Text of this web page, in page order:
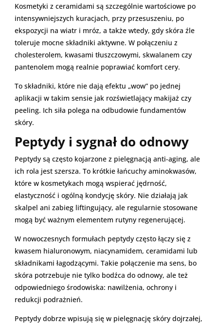
Kosmetyki z ceramidami są szczególnie wartościowe po
intensywniejszych kuracjach, przy przesuszeniu, po
ekspozycji na wiatr i mróz, a także wtedy, gdy skóra źle
toleruje mocne składniki aktywne. W połączeniu z
cholesterolem, kwasami tłuszczowymi, skwalanem czy
pantenolem mogą realnie poprawiać komfort cery.
To składniki, które nie dają efektu „wow” po jednej
aplikacji w takim sensie jak rozświetlający makijaż czy
peeling. Ich siła polega na odbudowie fundamentów
skóry.
Peptydy i sygnał do odnowy
Peptydy są często kojarzone z pielęgnacją anti-aging, ale
ich rola jest szersza. To krótkie łańcuchy aminokwasów,
które w kosmetykach mogą wspierać jędrność,
elastyczność i ogólną kondycję skóry. Nie działają jak
skalpel ani zabieg liftingujący, ale regularnie stosowane
mogą być ważnym elementem rutyny regenerującej.
W nowoczesnych formułach peptydy często łączy się z
kwasem hialuronowym, niacynamidem, ceramidami lub
składnikami łagodzącymi. Takie połączenie ma sens, bo
skóra potrzebuje nie tylko bodźca do odnowy, ale też
odpowiedniego środowiska: nawilżenia, ochrony i
redukcji podrażnień.
Peptydy dobrze wpisują się w pielęgnację skóry dojrzałej,